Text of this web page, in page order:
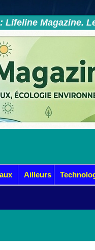
Lifeline Magazine.
Ailleurs